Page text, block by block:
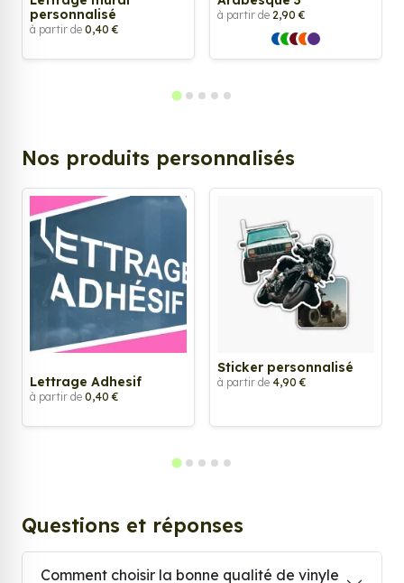
personnalisé
à partir de 0,40 €
à partir de 2,90 €
Nos produits personnalisés
Lettrage Adhesif
à partir de 0,40 €
Sticker personnalisé
à partir de 4,90 €
Questions et réponses
Comment choisir la bonne qualité de vinyle